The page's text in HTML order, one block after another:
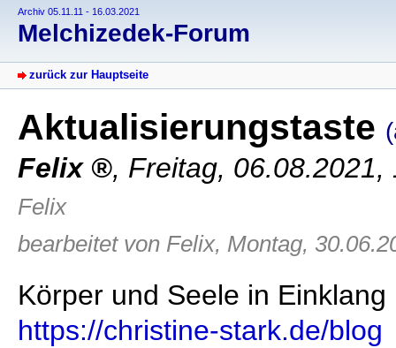
Archiv 05.11.11 - 16.03.2021
Melchizedek-Forum
zurück zur Hauptseite
Aktualisierungstaste
Felix , Freitag,
Felix
bearbeitet von Felix, Montag,
Körper und Seele in Einklang
https://christine-stark.de/blog